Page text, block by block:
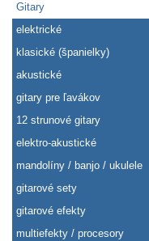
Gitary
elektrické
klasické (španielky)
akustické
gitary pre ľavákov
12 strunové gitary
elektro-akustické
mandolíny / banjo / ukulele
gitarové sety
gitarové efekty
multiefekty / procesory